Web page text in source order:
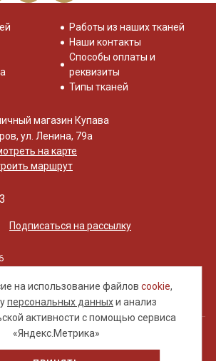
на использование файловcookie,
персональных данныхи анализ
активности с помощью сервиса
«Яндекс.Метрика»
Работы из наших тканей
Наши контакты
Способы оплаты и
реквизиты
Типы тканей
магазин Купава
ул. Ленина, 79а
на карте
маршрут
Подписаться на рассылку
является публичной
персональных данных